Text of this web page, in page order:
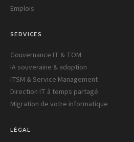
Emplois
SERVICES
Gouvernance IT & TOM
IA souveraine & adoption
ITSM & Service Management
Direction IT à temps partagé
Migration de votre informatique
LÉGAL